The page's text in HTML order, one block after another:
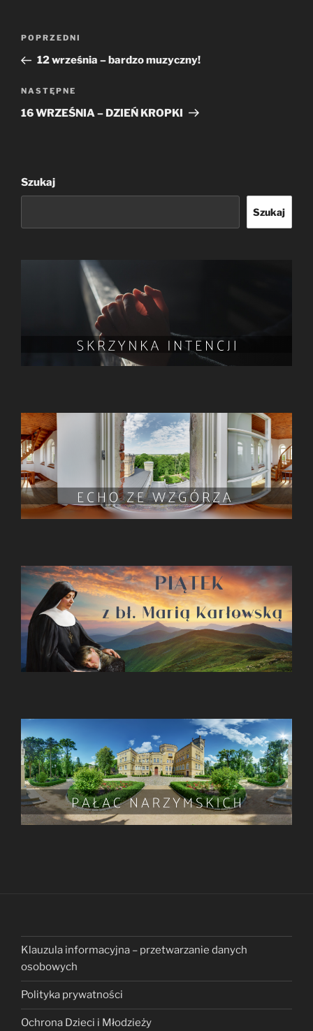
Nawigacja
wpisu
Poprzedni
wpis
POPRZEDNI
12 września – bardzo muzyczny!
Następny
wpis
NASTĘPNE
16 WRZEŚNIA – DZIEŃ KROPKI
Szukaj
Szukaj
Klauzula informacyjna – przetwarzanie danych
osobowych
Polityka prywatności
Ochrona Dzieci i Młodzieży